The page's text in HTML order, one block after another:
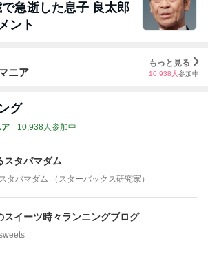
急逝した息子 良太郎
ント
ニア
もっと見る
10,938 人 参加中
グ
10,938人参加中
スタバマダム
タバマダム （スターバックス研究家）
スイーツ時々ランニングブログ